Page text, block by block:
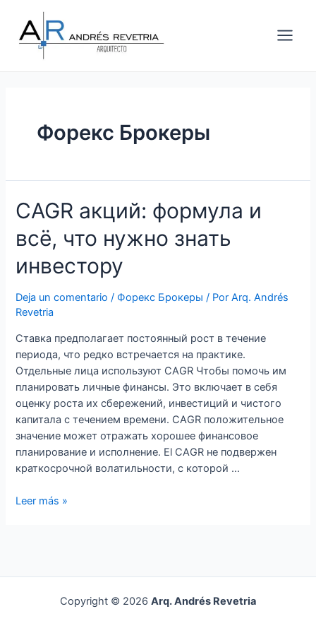
contenido
Menu
Форекс Брокеры
CAGR акций: формула и
всё, что нужно знать
инвестору
Deja un comentario / Форекс Брокеры / PorArq. Andrés
Revetria
Ставка предполагает постоянный рост в течение
периода, что редко встречается на практике.
Отдельные лица используют CAGR Чтобы помочь им
планировать личные финансы. Это включает в себя
оценку роста их сбережений, инвестиций и чистого
капитала с течением времени. CAGR положительное
значение может отражать хорошее финансовое
планирование и исполнение. El CAGR не подвержен
краткосрочной волатильности, с которой …
CAGR
акций:
формула
всё,
нужно
знать
инвестору
Leer más »
Copyright © 2026 Arq. Andrés Revetria